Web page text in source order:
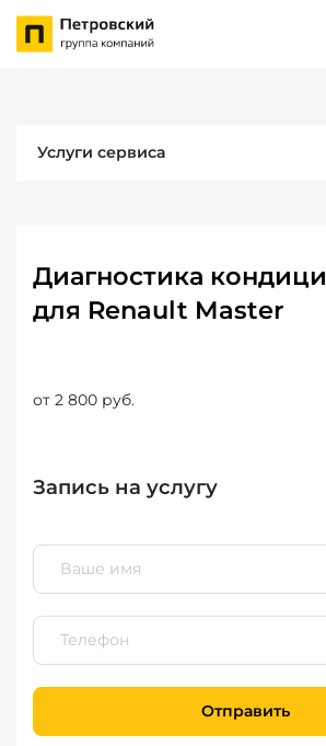
Услуги сервиса
Диагностика
для Renault Master
от 2 800 руб.
Запись на услугу
Отправить